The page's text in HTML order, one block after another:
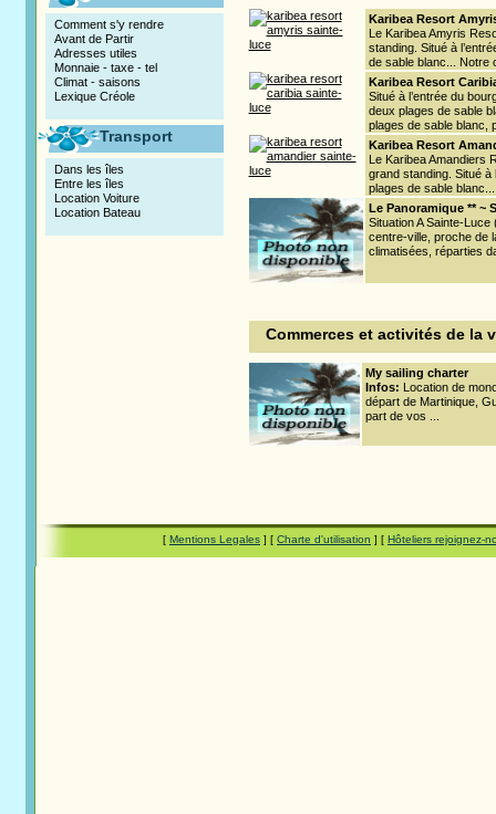
Karibea Resort
Le Karibea Amyris
standing. Situé à
de sable blanc... Notre
Karibea Resort
Situé à l’entrée du
deux plages de sable
plages de sable blanc,
Karibea Resort
Le Karibea Amandiers
grand standing. Situé à
plages de sable
Le Panoramique ** ~
Situation A Sainte-
centre-ville, proche de
climatisées, réparties
Commerces et activités de la
My sailing charter
Infos: Location de
départ de Martinique,
part de vos ...
Comment s'y rendre
Avant de Partir
Adresses utiles
Monnaie - taxe - tel
Climat - saisons
Lexique Créole
Transport
Dans les îles
Entre les îles
Location Voiture
Location Bateau
[ Mentions Legales ] [ Charte d'utilisation ] [ Hôteliers rejoignez-